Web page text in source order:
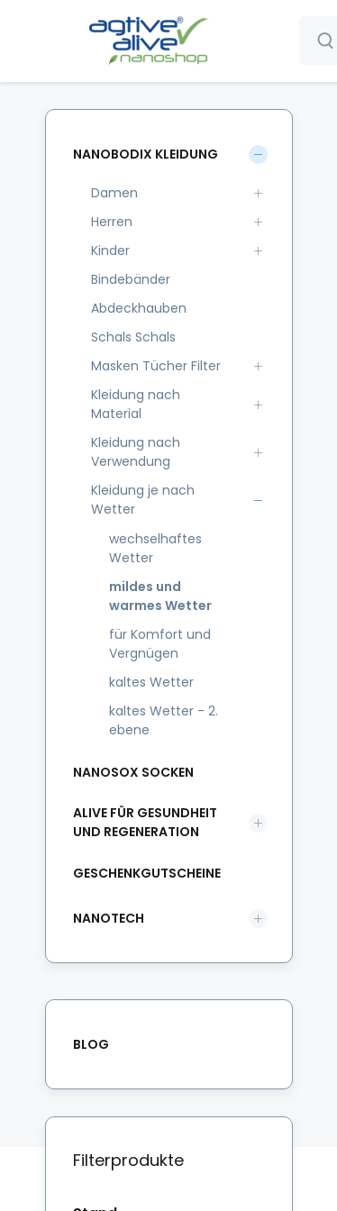
NANOBODIX KLEIDUNG
Damen
Herren
Kinder
Bindebänder
Abdeckhauben
Schals Schals
Masken Tücher Filter
Kleidung nach
Material
Kleidung nach
Verwendung
Kleidung je nach
Wetter
wechselhaftes
Wetter
mildes und
warmes Wetter
für Komfort und
Vergnügen
kaltes Wetter
kaltes Wetter - 2.
ebene
NANOSOX SOCKEN
ALIVE FÜR GESUNDHEIT
UND REGENERATION
GESCHENKGUTSCHEINE
NANOTECH
BLOG
Filterprodukte